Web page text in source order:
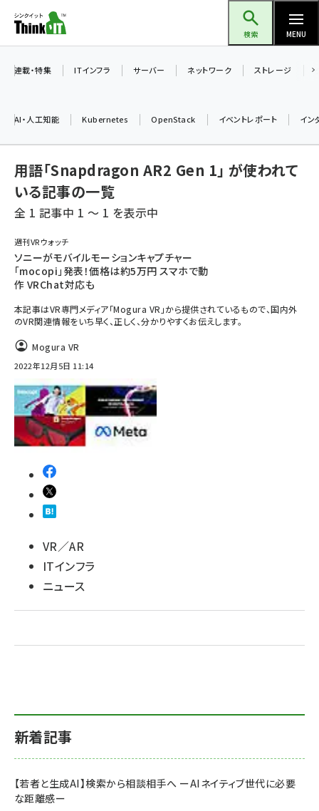
ン
ツ
検索 MENU
ai (2475)
加藤銘のチーム貢献～仲間と築いた勝利の絆～ (2297)
iot女子会 (2248)
北海道をのんびり旅する晴山佳須夫のヒント集！ (2008)
drupal (1929)
genai (1468)
abc123 (1341)
ai crunch (1340)
連載・特集 ITインフラ サーバー ネットワーク ストレージ
AI・人工知能 Kubernetes OpenStack イベントレポート イン
用語「Snapdragon AR2 Gen 1」 が使われて
いる記事の一覧
全 1 記事中 1 ～ 1 を表示中
週刊VRウォッチ
ソニーがモバイルモーションキャプチャー
「mocopi」発表！価格は約5万円 スマホで動
作 VRChat対応も
本記事はVR専門メディア「Mogura VR」から提供されているもので、国内外
のVR関連情報をいち早く、正しく、分かりやすくお伝えします。
Mogura VR
2022年12月5日 11:14
VR／AR
ITインフラ
ニュース
新着記事
【若者と生成AI】検索から相談相手へ ーAIネイティブ世代に必要
な距離感ー